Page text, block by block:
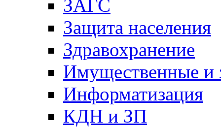
ЗАГС
Защита населения
Здравохранение
Имущественные и
Информатизация
КДН и ЗП